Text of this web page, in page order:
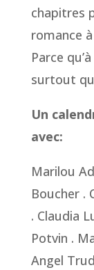
chapitres
romance
Parce
surtout
Un
avec:
Marilou
Boucher .
. Claudia
Potvin .
Angel